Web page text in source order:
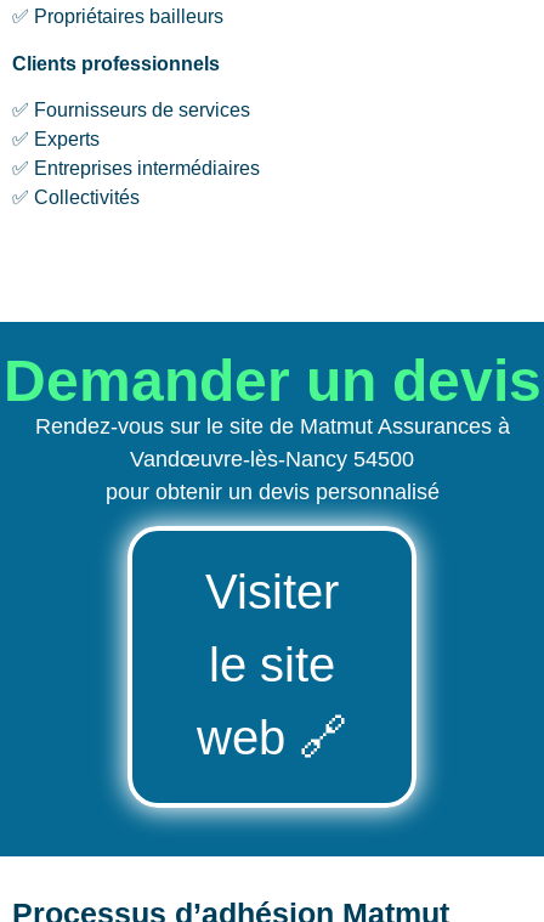
✅ Propriétaires bailleurs
Clients professionnels
✅ Fournisseurs de services
✅ Experts
✅ Entreprises intermédiaires
✅ Collectivités
Demander un devis
Rendez-vous sur le site de Matmut Assurances à
Vandœuvre-lès-Nancy 54500
pour obtenir un devis personnalisé
Visiter
le site
web 🔗
Processus d’adhésion Matmut